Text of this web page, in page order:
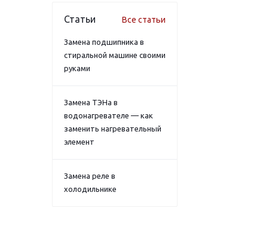
Статьи Все статьи
Замена подшипника в
стиральной машине своими
руками
Замена ТЭНа в
водонагревателе — как
заменить нагревательный
элемент
Замена реле в
холодильнике